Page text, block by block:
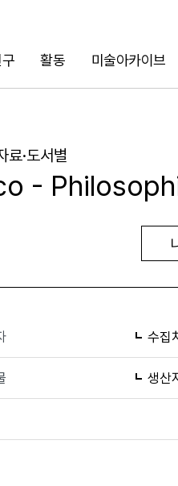
활동 미술아카이브
료·도서별
-
수집
생산